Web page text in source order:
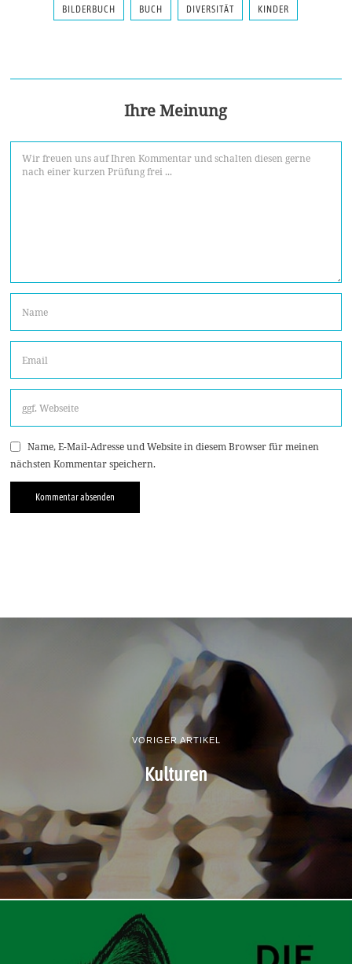
BILDERBUCH BUCH DIVERSITÄT KINDER
Ihre Meinung
Name, E-Mail-Adresse und Website in diesem Browser für meinen
nächsten Kommentar speichern.
VORIGER ARTIKEL
Kulturen